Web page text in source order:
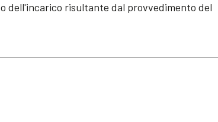
dell'incarico risultante dal provvedimento del